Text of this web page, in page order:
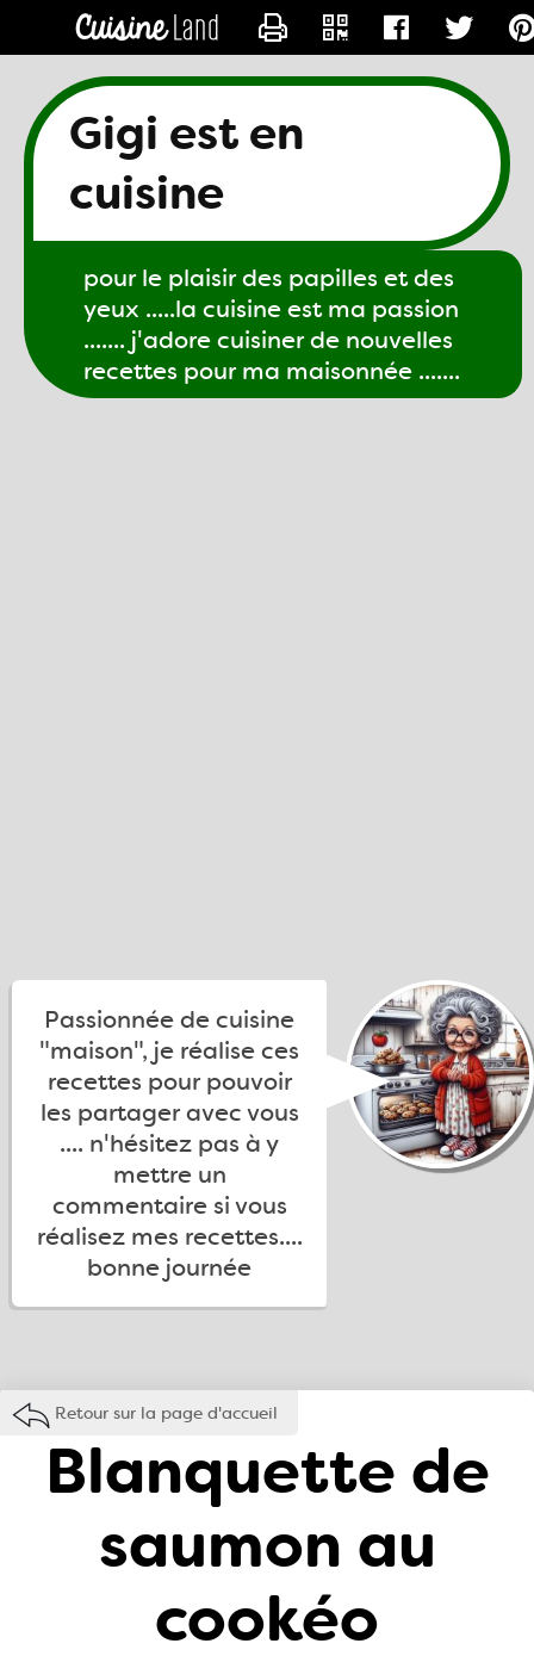
Gigi est en
cuisine
pour le plaisir des papilles et des
yeux .....la cuisine est ma passion
....... j'adore cuisiner de nouvelles
recettes pour ma maisonnée .......
Passionnée de cuisine
"maison", je réalise ces
recettes pour pouvoir
les partager avec vous
.... n'hésitez pas à y
mettre un
commentaire si vous
réalisez mes recettes....
bonne journée
Retour sur la page d'accueil
Blanquette de
saumon au
cookéo
CONTACTER GIGI61